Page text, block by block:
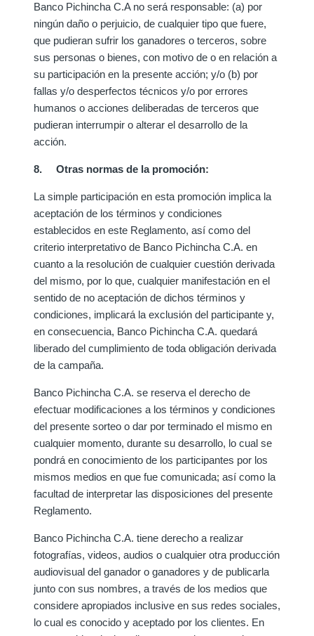
Banco Pichincha C.A no será responsable: (a) por
ningún daño o perjuicio, de cualquier tipo que fuere,
que pudieran sufrir los ganadores o terceros, sobre
sus personas o bienes, con motivo de o en relación a
su participación en la presente acción; y/o (b) por
fallas y/o desperfectos técnicos y/o por errores
humanos o acciones deliberadas de terceros que
pudieran interrumpir o alterar el desarrollo de la
acción.
8. Otras normas de la promoción:
La simple participación en esta promoción implica la
aceptación de los términos y condiciones
establecidos en este Reglamento, así como del
criterio interpretativo de Banco Pichincha C.A. en
cuanto a la resolución de cualquier cuestión derivada
del mismo, por lo que, cualquier manifestación en el
sentido de no aceptación de dichos términos y
condiciones, implicará la exclusión del participante y,
en consecuencia, Banco Pichincha C.A. quedará
liberado del cumplimiento de toda obligación derivada
de la campaña.
Banco Pichincha C.A. se reserva el derecho de
efectuar modificaciones a los términos y condiciones
del presente sorteo o dar por terminado el mismo en
cualquier momento, durante su desarrollo, lo cual se
pondrá en conocimiento de los participantes por los
mismos medios en que fue comunicada; así como la
facultad de interpretar las disposiciones del presente
Reglamento.
Banco Pichincha C.A. tiene derecho a realizar
fotografías, videos, audios o cualquier otra producción
audiovisual del ganador o ganadores y de publicarla
junto con sus nombres, a través de los medios que
considere apropiados inclusive en sus redes sociales,
lo cual es conocido y aceptado por los clientes. En